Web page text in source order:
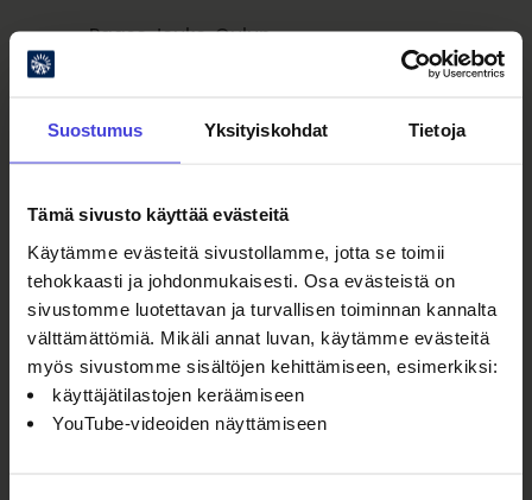
Suostumus Yksityiskohdat Tietoja
Tämä sivusto käyttää evästeitä
Käytämme evästeitä sivustollamme, jotta se toimii
tehokkaasti ja johdonmukaisesti. Osa evästeistä on
sivustomme luotettavan ja turvallisen toiminnan kannalta
välttämättömiä. Mikäli annat luvan, käytämme evästeitä
myös sivustomme sisältöjen kehittämiseen, esimerkiksi:
käyttäjätilastojen keräämiseen
YouTube-videoiden näyttämiseen
Paaso Jouko, Oulun
Peltoniemi Ulla, Osuuskauppa Arina
Poukkanen Iiris, Hailuodon kunta